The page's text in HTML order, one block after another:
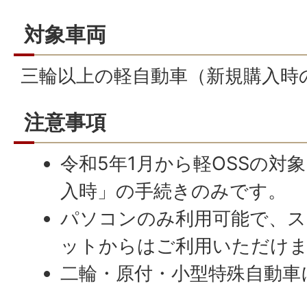
対象車両
三輪以上の軽自動車（新規購入時
注意事項
令和5年1月から軽OSSの対
入時」の手続きのみです。
パソコンのみ利用可能で、
ットからはご利用いただけ
二輪・原付・小型特殊自動